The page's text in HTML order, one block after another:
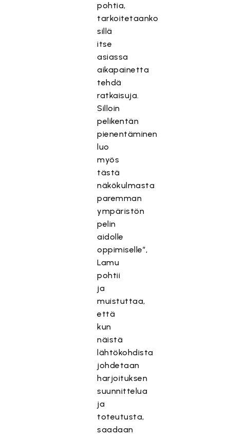
pohtia,
tarkoitetaanko
sillä
itse
asiassa
aikapainetta
tehdä
ratkaisuja.
Silloin
pelikentän
pienentäminen
luo
myös
tästä
näkökulmasta
paremman
ympäristön
pelin
aidolle
oppimiselle”,
Lamu
pohtii
ja
muistuttaa,
että
kun
näistä
lähtökohdista
johdetaan
harjoituksen
suunnittelua
ja
toteutusta,
saadaan